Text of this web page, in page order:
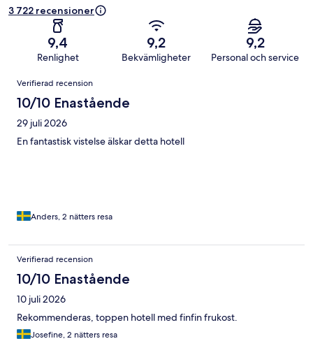
3 722 recensioner
9,4
Renlighet
9,2
Bekvämligheter
9,2
Personal och service
Recensioner
Verifierad recension
10/10 Enastående
29 juli 2026
En fantastisk vistelse älskar detta hotell
Anders, 2 nätters resa
Verifierad recension
10/10 Enastående
10 juli 2026
Rekommenderas, toppen hotell med finfin frukost.
Josefine, 2 nätters resa